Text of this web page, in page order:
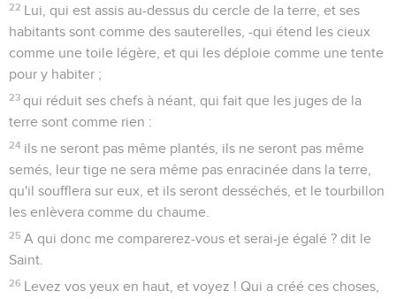
22 Lui, qui est assis au-dessus du cercle de la terre, et ses
habitants sont comme des sauterelles, -qui étend les cieux
comme une toile légère, et qui les déploie comme une tente
pour y habiter ;
23 qui réduit ses chefs à néant, qui fait que les juges de la
terre sont comme rien :
24 ils ne seront pas même plantés, ils ne seront pas même
semés, leur tige ne sera même pas enracinée dans la terre,
qu'il soufflera sur eux, et ils seront desséchés, et le tourbillon
les enlèvera comme du chaume.
25 A qui donc me comparerez-vous et serai-je égalé ? dit le
Saint.
26 Levez vos yeux en haut, et voyez ! Qui a créé ces choses,